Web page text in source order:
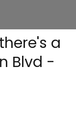
a
Blvd -